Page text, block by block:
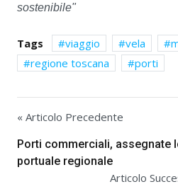
sostenibile"
Tags viaggio vela
regione toscana
porti
« Articolo Precedente
Porti commerciali, assegnate
portuale regionale
Articolo